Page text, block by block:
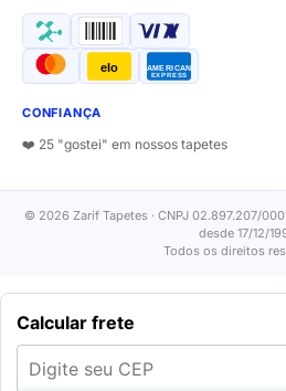
elo AMERICAN
EXPRESS
CONFIANÇA
❤️ 25 "gostei" em nossos tapetes
© 2026 Zarif Tapetes · CNPJ 02.897.207/
desde 17/12/
Todos os direitos
Calcular frete